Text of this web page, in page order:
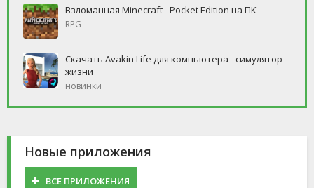
Взломанная Minecraft - Pocket Edition на ПК
RPG
Скачать Avakin Life для компьютера - симулятор
жизни
новинки
Новые приложения
ВСЕ ПРИЛОЖЕНИЯ